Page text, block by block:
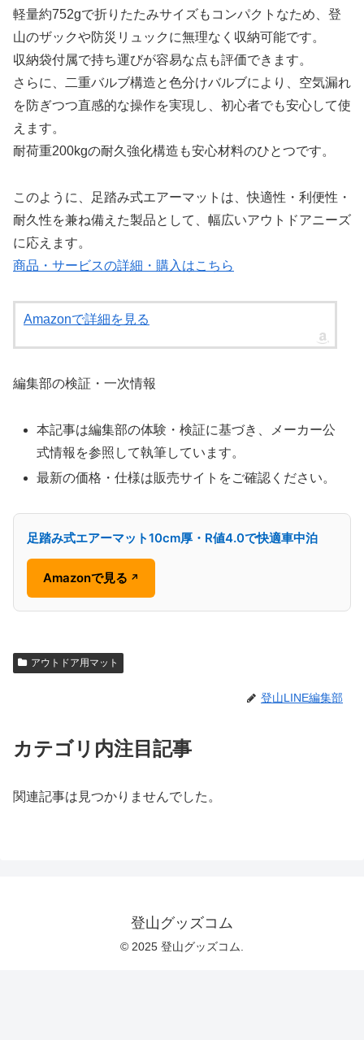
軽量約752gで折りたたみサイズもコンパクトなため、登
山のザックや防災リュックに無理なく収納可能です。
収納袋付属で持ち運びが容易な点も評価できます。
さらに、二重バルブ構造と色分けバルブにより、空気漏れ
を防ぎつつ直感的な操作を実現し、初心者でも安心して使
えます。
耐荷重200kgの耐久強化構造も安心材料のひとつです。
このように、足踏み式エアーマットは、快適性・利便性・
耐久性を兼ね備えた製品として、幅広いアウトドアニーズ
に応えます。
商品・サービスの詳細・購入はこちら
Amazonで詳細を見る
編集部の検証・一次情報
本記事は編集部の体験・検証に基づき、メーカー公
式情報を参照して執筆しています。
最新の価格・仕様は販売サイトをご確認ください。
足踏み式エアーマット10cm厚・R値4.0で快適車中泊
Amazonで見る ↗
アウトドア用マット
登山LINE編集部
カテゴリ内注目記事
関連記事は見つかりませんでした。
登山グッズコム
© 2025 登山グッズコム.